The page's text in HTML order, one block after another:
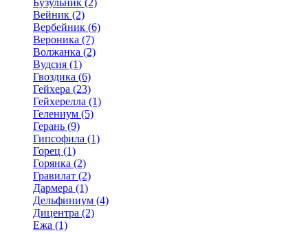
Бузульник (2)
Вейник (2)
Вербейник (6)
Вероника (7)
Волжанка (2)
Вудсия (1)
Гвоздика (6)
Гейхера (23)
Гейхерелла (1)
Гелениум (5)
Герань (9)
Гипсофила (1)
Горец (1)
Горянка (2)
Гравилат (2)
Дармера (1)
Дельфиниум (4)
Дицентра (2)
Ежа (1)